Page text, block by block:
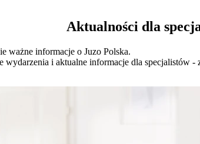
Aktualności dla
ważne informacje o Juzo Polska.
i aktualne informacje dla specjalistów -